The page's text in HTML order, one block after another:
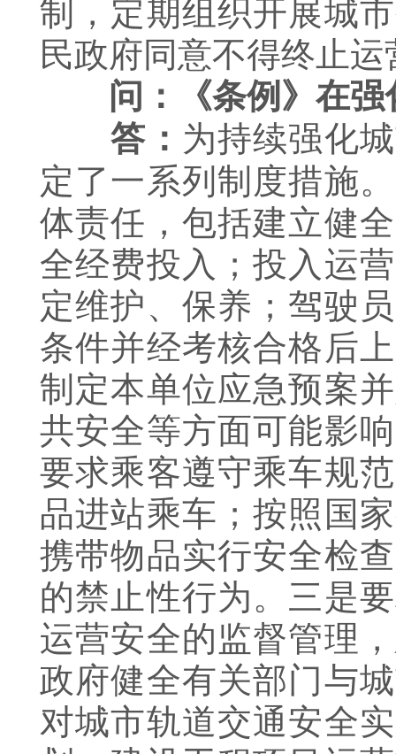
民政府同意不得终止
问：《条例》在
答： 为持续强化
定了一系列制度措施
体责任，包括建立健
全经费投入；投入运
定维护、保养；驾驶
条件并经考核合格后
制定本单位应急预案
共安全等方面可能影
要求乘客遵守乘车规
品进站乘车；按照国
携带物品实行安全检
的禁止性行为。三是
运营安全的监督管理
政府健全有关部门与
对城市轨道交通安全